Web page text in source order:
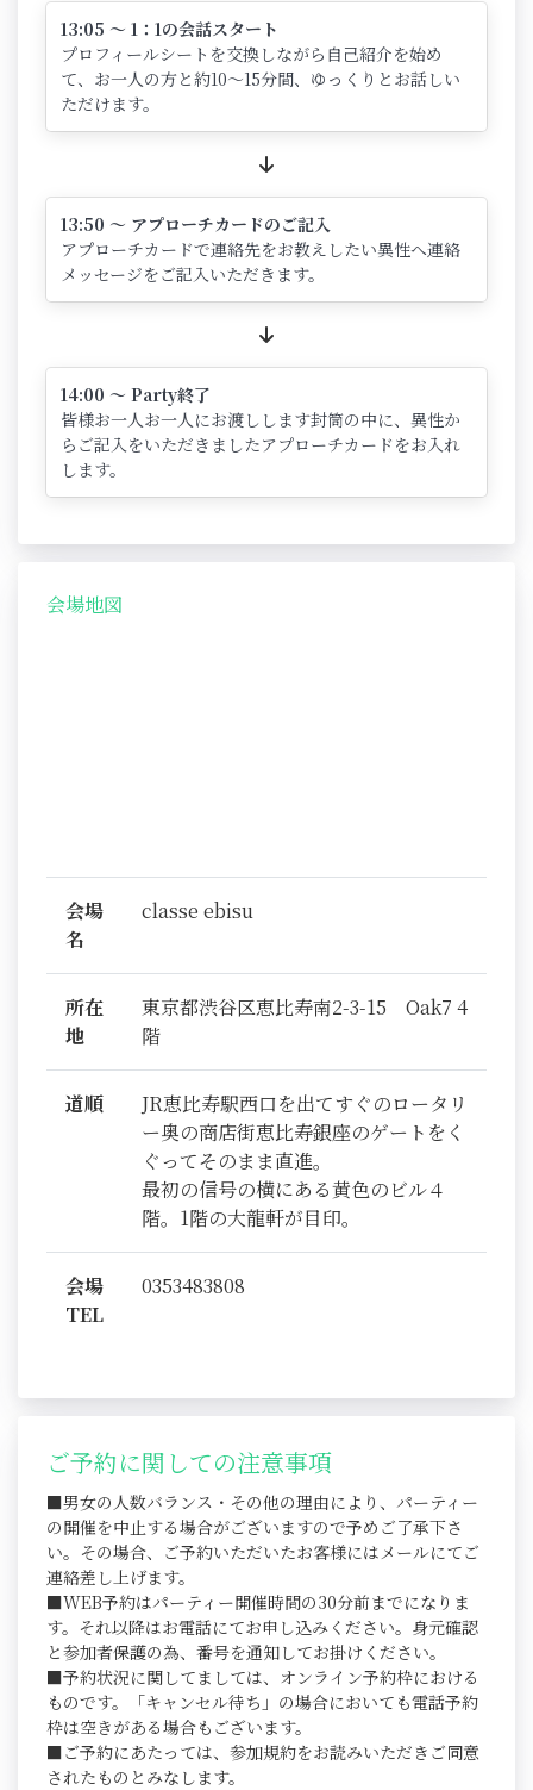
13:05 ～ 1：1の会話スタート
プロフィールシートを交換しながら自己紹介を始め
て、お一人の方と約10～15分間、ゆっくりとお話しい
ただけます。
13:50 ～ アプローチカードのご記入
アプローチカードで連絡先をお教えしたい異性へ連絡
メッセージをご記入いただきます。
14:00 ～ Party終了
皆様お一人お一人にお渡しします封筒の中に、異性か
らご記入をいただきましたアプローチカードをお入れ
します。
会場地図
会場
名
classe ebisu
所在
地
東京都渋谷区恵比寿南2-3-15 Oak7 4
階
道順
JR恵比寿駅西口を出てすぐのロータリ
ー奥の商店街恵比寿銀座のゲートをく
ぐってそのまま直進。
最初の信号の横にある黄色のビル４
階。1階の大龍軒が目印。
会場
TEL
0353483808
ご予約に関しての注意事項
■男女の人数バランス・その他の理由により、パーティー
の開催を中止する場合がございますので予めご了承下さ
い。その場合、ご予約いただいたお客様にはメールにてご
連絡差し上げます。
■WEB予約はパーティー開催時間の30分前までになりま
す。それ以降はお電話にてお申し込みください。身元確認
と参加者保護の為、番号を通知してお掛けください。
■予約状況に関してましては、オンライン予約枠における
ものです。「キャンセル待ち」の場合においても電話予約
枠は空きがある場合もございます。
■ご予約にあたっては、参加規約をお読みいただきご同意
されたものとみなします。